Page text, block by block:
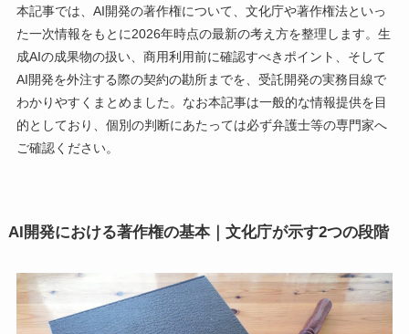
本記事では、AI開発の著作権について、文化庁や著作権法といっ
た一次情報をもとに2026年時点の最新の考え方を整理します。生
成AIの成果物の扱い、商用利用前に確認すべきポイント、そして
AI開発を外注する際の契約の勘所までを、受託開発の実務目線で
わかりやすくまとめました。なお本記事は一般的な情報提供を目
的としており、個別の判断にあたっては必ず弁護士等の専門家へ
ご確認ください。
AI開発における著作権の基本｜文化庁が示す2つの段階